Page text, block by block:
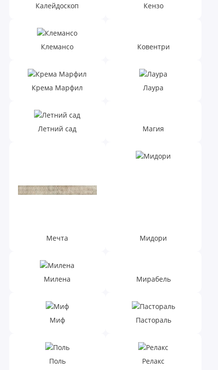
Калейдоскоп Кензо
Клемансо Ковентри
Крема Марфил Лаура
Летний сад Магия
Мечта Мидори
Милена Мирабель
Миф Пастораль
Поль Релакс